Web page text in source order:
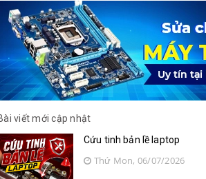
viết mới cập nhật
Cứu tinh bản lề laptop
Thứ Mon, 06/07/2026